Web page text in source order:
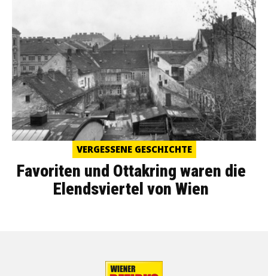
VERGESSENE GESCHICHTE
Favoriten und Ottakring waren die
Elendsviertel von Wien